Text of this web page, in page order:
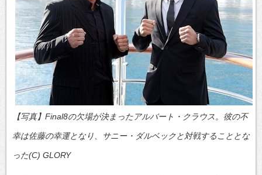
【写真】Final8の欠場が決まったアルバート・クラウス。彼の不
幸は佐藤の幸運となり、サニー・ダルベックと対戦することとな
った(C) GLORY